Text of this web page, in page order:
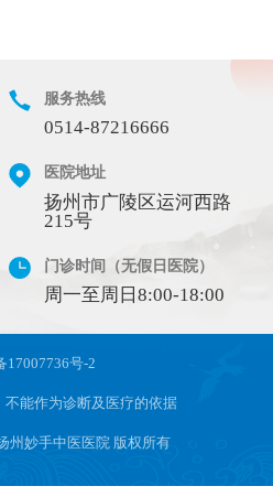
服务热线
0514-87216666
医院地址
扬州市广陵区运河西路
215号
门诊时间（无假日医院）
周一至周日8:00-18:00
17007736号-2
不能作为诊断及医疗的依据
州妙手中医医院 版权所有